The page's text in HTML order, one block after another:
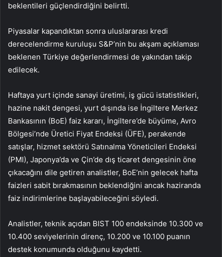
beklentileri güçlendirdiğini belirtti.
Piyasalar kapandıktan sonra uluslararası kredi
derecelendirme kuruluşu S&P’nin bu akşam açıklaması
beklenen Türkiye değerlendirmesi de yakından takip
edilecek.
Haftaya yurt içinde sanayi üretimi, iş gücü istatistikleri,
hazine nakit dengesi, yurt dışında ise İngiltere Merkez
Bankasının (BoE) faiz kararı, İngiltere’de büyüme, Avro
Bölgesi’nde Üretici Fiyat Endeksi (ÜFE), perakende
satışlar, hizmet sektörü Satınalma Yöneticileri Endeksi
(PMI), Japonya’da ve Çin’de dış ticaret dengesinin öne
çıkacağını dile getiren analistler, BoE’nin gelecek hafta
faizleri sabit bırakmasının beklendiğini ancak haziranda
faiz indirimlerine başlayabileceğini söyledi.
Analistler, teknik açıdan BIST 100 endeksinde 10.300 ve
10.400 seviyelerinin direnç, 10.200 ve 10.100 puanın
destek konumunda olduğunu kaydetti.